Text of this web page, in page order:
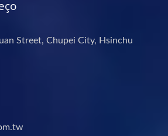
Street, Chupei City, Hsinchu